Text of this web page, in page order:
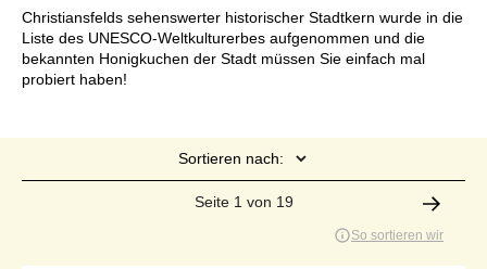
Christiansfelds sehenswerter historischer Stadtkern wurde in die
Liste des UNESCO-Weltkulturerbes aufgenommen und die
bekannten Honigkuchen der Stadt müssen Sie einfach mal
probiert haben!
Sortieren nach:
Seite 1 von 19
So sortieren wir